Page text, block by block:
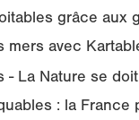
grâce aux
mers avec
- La Nature se
: la